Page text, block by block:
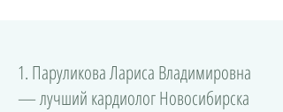
1. Паруликова Лариса Владимировна
— лучший кардиолог Новосибирска